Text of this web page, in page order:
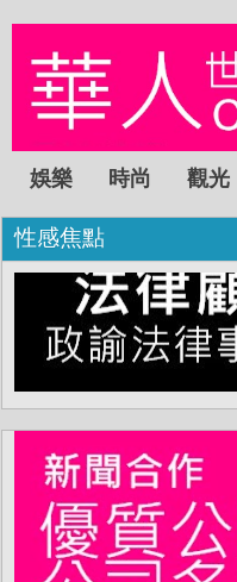
娛樂 時尚 觀光
性感焦點